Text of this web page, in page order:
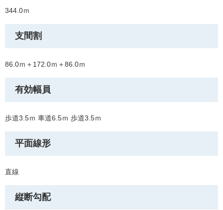
344.0ｍ
支間割
86.0ｍ＋172.0ｍ＋86.0ｍ
有効幅員
歩道3.5ｍ 車道6.5ｍ 歩道3.5ｍ
平面線形
直線
縦断勾配